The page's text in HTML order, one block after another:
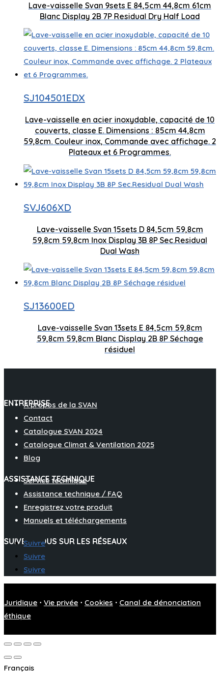
Lave-vaisselle Svan 9sets E 84,5cm 44,8cm 61cm
Blanc Display 2B 7P Residual Dry Half Load
Nombre de plateaux 2
SJ104501EDX
Lave-vaisselle en acier inoxydable, capacité de 10
couverts, classe E. Dimensions : 85cm 44,8cm
59,8cm. Couleur inox, Commande avec affichage. 2
Plateaux et 6 Programmes.
Capacité de 10 couverts
Séchage super actif
SVJ606XD
Lave-vaisselle Svan 15sets D 84,5cm 59,8cm
59,8cm 59,8cm Inox Display 3B 8P Sec.Residual
Dual Wash
Capacité de couverts 15 jeux
Nombre de plateaux 3
Contrôle de l'affichage par LED
SJ13600ED
Lave-vaisselle Svan 13sets E 84,5cm 59,8cm
59,8cm 59,8cm Blanc Display 2B 8P Séchage
résiduel
Capacité de couverts 13 jeux
Nombre de plateaux 2
Contrôle de l'affichage par LED
ENTREPRISE
À propos de la SVAN
Contact
Catalogue SVAN 2024
Catalogue Climat & Ventilation 2025
Blog
ASSISTANCE TECHNIQUE
Service technique
Assistance technique / FAQ
Enregistrez votre produit
Manuels et téléchargements
SUIVEZ-NOUS SUR LES RÉSEAUX
Suivre
Suivre
Suivre
Juridique ⋅ Vie privée ⋅ Cookies ⋅ Canal de dénonciation
éthique
Français